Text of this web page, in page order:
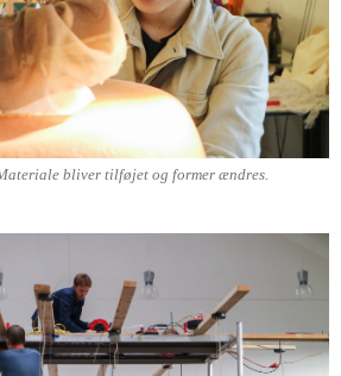
bliver tilføjet og former ændres.